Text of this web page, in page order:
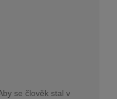
se člověk stal v